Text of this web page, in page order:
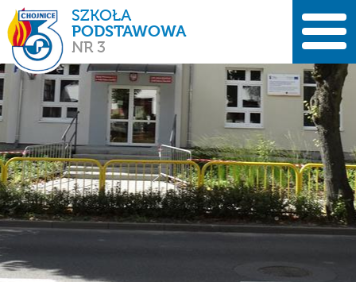
SZKOŁA
PODSTAWOWA
NR 3